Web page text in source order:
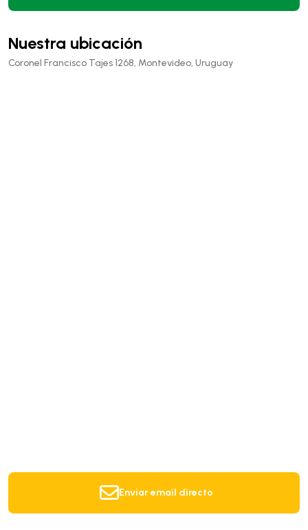
Nuestra ubicación
Coronel Francisco Tajes 1268, Montevideo, Uruguay
Enviar email directo